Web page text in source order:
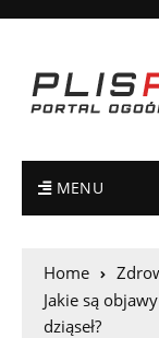
MENU
Home
Jakie są
dziąseł?